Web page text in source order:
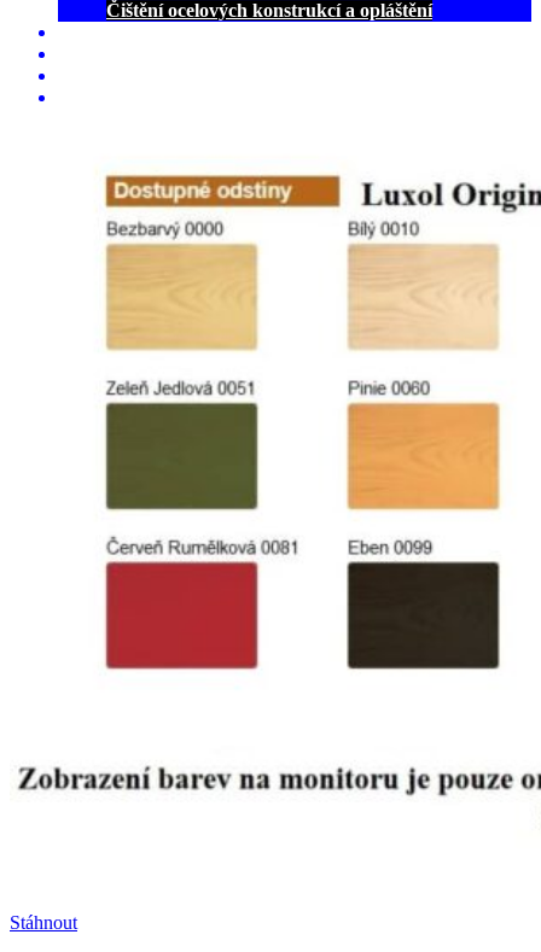
Čištění ocelových konstrukcí a opláštění
Stáhnout